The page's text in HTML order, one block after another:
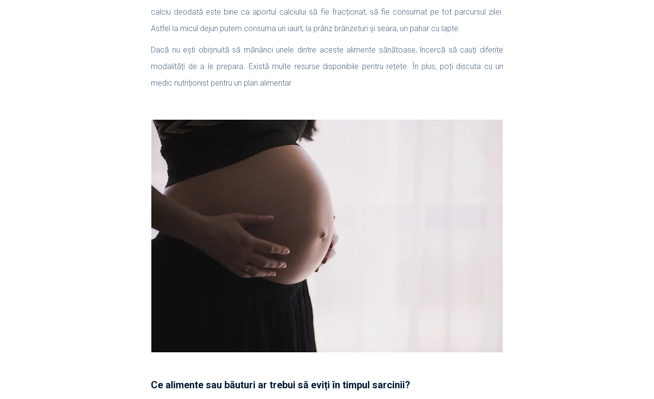
calciu deodată este bine ca aportul calciului să fie fracționat, să fie consumat pe tot parcursul zilei.
Astfel la micul dejun putem consuma un iaurt, la prânz brânzeturi și seara, un pahar cu lapte.
Dacă nu ești obișnuită să mănânci unele dintre aceste alimente sănătoase, încercă să cauți diferite
modalități de a le prepara. Există multe resurse disponibile pentru rețete. În plus, poți discuta cu un
medic nutriționist pentru un plan alimentar.
Ce alimente sau băuturi ar trebui să eviți în timpul sarcinii?